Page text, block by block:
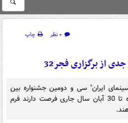
۰ نظر
چاپ
از برگزاری فجر32
ایران" سی و دومین جشنواره بین
المللی فیلم فجر این جشنواره تا 30 آبان سال جاری فرصت دارند فرم